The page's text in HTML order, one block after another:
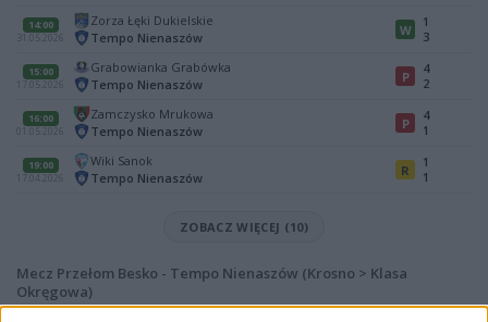
14:00
31.05.2026
Zorza Łęki Dukielskie
Tempo Nienaszów
W
1
3
15:00
17.05.2026
Grabowianka Grabówka
Tempo Nienaszów
P
4
2
16:00
01.05.2026
Zamczysko Mrukowa
Tempo Nienaszów
P
4
1
19:00
17.04.2026
Wiki Sanok
Tempo Nienaszów
R
1
1
ZOBACZ WIĘCEJ (10)
Mecz Przełom Besko - Tempo Nienaszów (Krosno > Klasa
Okręgowa)